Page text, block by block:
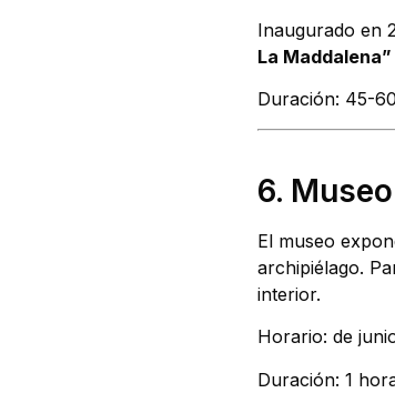
Inaugurado en
La Maddalena”
Duración: 45-
6.
El museo
archipiélago.
interior.
Horario: de
Duración: 1